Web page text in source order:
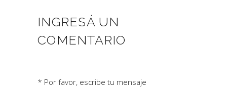
INGRESÁ UN
COMENTARIO